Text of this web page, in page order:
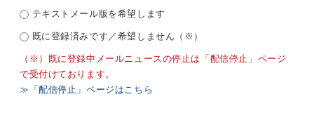
テキストメール版を希望します
既に登録済みです／希望しません（※）
（※）既に登録中メールニュースの停止は「配信停止」ページ
で受付けております。
≫「配信停止」ページはこちら